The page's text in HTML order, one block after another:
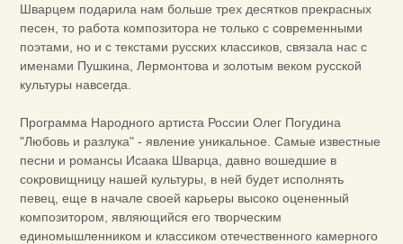
Шварцем подарила нам больше трех десятков прекрасных
песен, то работа композитора не только с современными
поэтами, но и с текстами русских классиков, связала нас с
именами Пушкина, Лермонтова и золотым веком русской
культуры навсегда.
Программа Народного артиста России Олег Погудина
"Любовь и разлука" - явление уникальное. Самые известные
песни и романсы Исаака Шварца, давно вошедшие в
сокровищницу нашей культуры, в ней будет исполнять
певец, еще в начале своей карьеры высоко оцененный
композитором, являющийся его творческим
единомышленником и классиком отечественного камерного